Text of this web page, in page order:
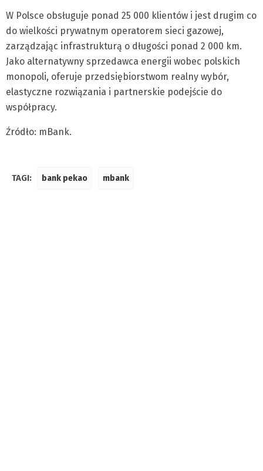
W Polsce obsługuje ponad 25 000 klientów i jest drugim co
do wielkości prywatnym operatorem sieci gazowej,
zarządzając infrastrukturą o długości ponad 2 000 km.
Jako alternatywny sprzedawca energii wobec polskich
monopoli, oferuje przedsiębiorstwom realny wybór,
elastyczne rozwiązania i partnerskie podejście do
współpracy.
Źródło: mBank.
TAGI: bank pekao mbank